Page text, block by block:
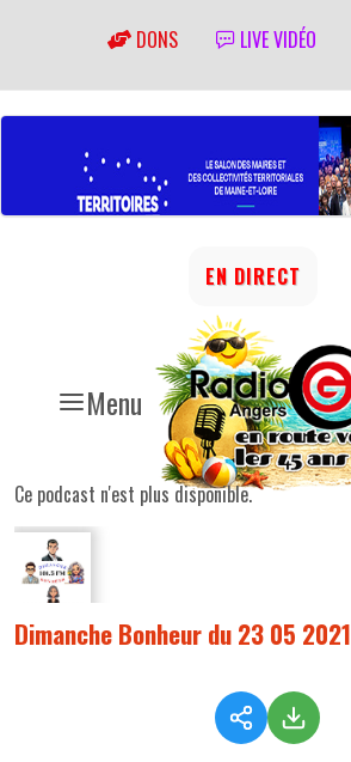
DONS LIVE VIDÉO
Menu
EN DIRECT
Ce podcast n'est plus disponible.
Dimanche Bonheur du 23 05 2021